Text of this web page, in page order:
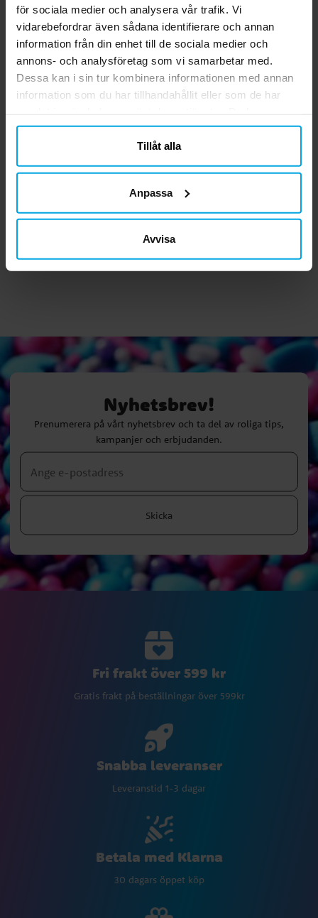
för sociala medier och analysera vår trafik. Vi
vidarebefordrar även sådana identifierare och annan
information från din enhet till de sociala medier och
annons- och analysföretag som vi samarbetar med.
Dessa kan i sin tur kombinera informationen med annan
information som du har tillhandahållit eller som de har
närsomhelst ändra ditt samtycke.
Tillåt alla
Anpassa
Avvisa
Suddgummin 4-pack
KÖP
Gosedjur - Polisbil 23
KÖP
Nyhetsbrev!
Prenumerera på vårt nyhetsbrev och ta del av roliga tips,
kampanjer och erbjudanden.
Skicka
Fri frakt över 599 kr
Gratis frakt på beställningar över 599kr
Snabba leveranser
Leveranstid 1-3 dagar
Betala med Klarna
30 dagars öppet köp